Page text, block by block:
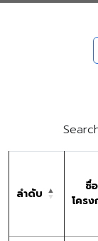
ลำดับ
ชื่อ
โครง